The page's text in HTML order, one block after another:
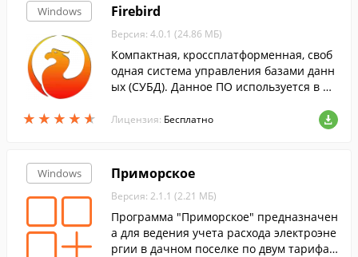
Windows
★ ★ ★ ★ ★
★ ★ ★ ★ ★
Firebird
Версия: 4.0.1 (24.86 МБ)
Компактная, кроссплатформенная, своб
одная система управления базами данн
ых (СУБД). Данное ПО используется в ра
Лицензия: Бесплатно
Windows Приморское
Версия: 2.1.1 (2.21 МБ)
Программа "Приморское" предназначен
а для ведения учета расхода электроэне
ргии в дачном поселке по двум тарифам